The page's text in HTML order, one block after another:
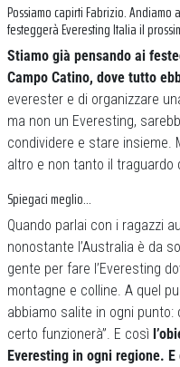
Possiamo capirti Fabrizio.
festeggerà Everesting Italia il
Stiamo già pensando ai
Campo Catino, dove tutto
everester e di organizzare
ma non un Everesting,
condividere e stare insieme.
altro e non tanto il traguardo
Spiegaci meglio…
Quando parlai con i ragazzi
nonostante l’Australia è da
gente per fare l’Everesting
montagne e colline. A quel
abbiamo salite in ogni punto:
certo funzionerà”. E così
Everesting in ogni regione.